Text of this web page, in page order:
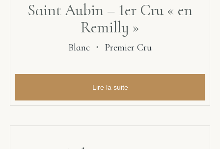
Saint Aubin – 1er Cru « en
Remilly »
Blanc ・ Premier Cru
Lire la suite